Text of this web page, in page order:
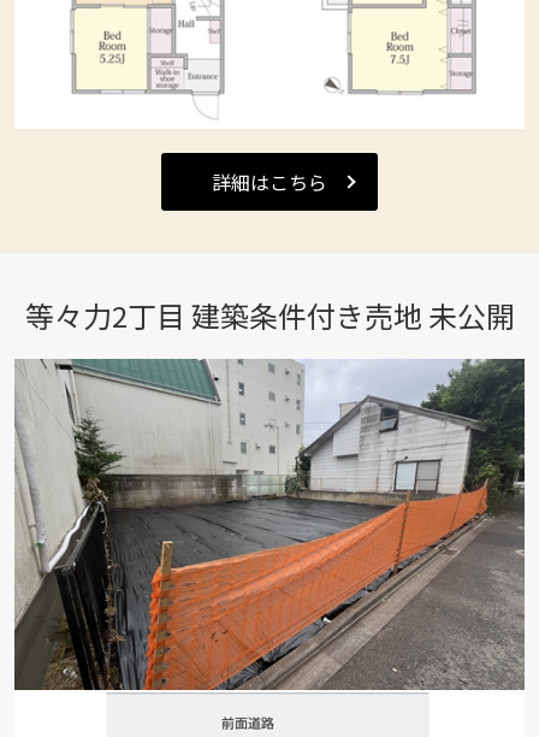
詳細はこちら
等々力2丁目 建築条件付き売地 未公開